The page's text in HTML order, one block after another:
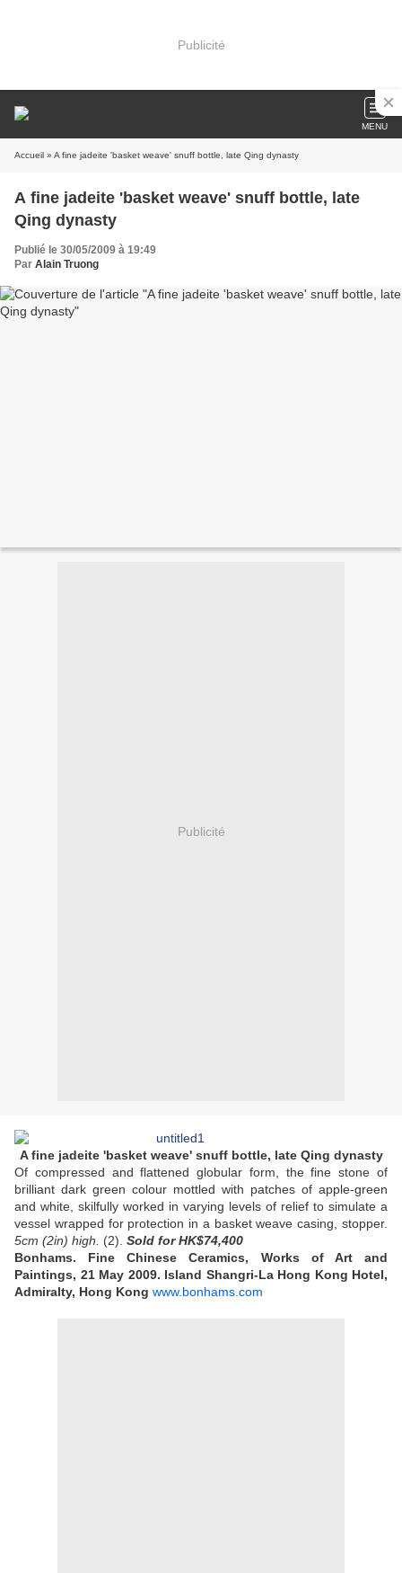
Publicité
MENU
Accueil » A fine jadeite 'basket weave' snuff bottle, late Qing dynasty
A fine jadeite 'basket weave' snuff bottle, late
Qing dynasty
Publié le 30/05/2009 à 19:49
Par Alain Truong
Publicité
A fine jadeite 'basket weave' snuff bottle, late Qing dynasty
Of compressed and flattened globular form, the fine stone of
brilliant dark green colour mottled with patches of apple-green
and white, skilfully worked in varying levels of relief to simulate a
vessel wrapped for protection in a basket weave casing, stopper.
5cm (2in) high.
(2). Sold for HK$74,400
Bonhams. Fine Chinese Ceramics, Works of Art and
Paintings, 21 May 2009. Island Shangri-La Hong Kong Hotel,
Admiralty, Hong Kong www.bonhams.com